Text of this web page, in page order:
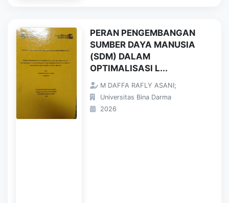
PERAN PENGEMBANGAN
SUMBER DAYA MANUSIA
(SDM) DALAM
OPTIMALISASI L...
M DAFFA RAFLY ASANI;
Universitas Bina Darma
2026